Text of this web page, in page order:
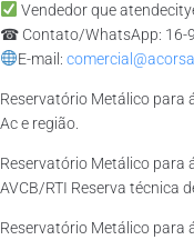
Vendedor que
☎ Contato/WhatsApp: 16-
E-mail:
Reservatório Metálico para
Ac e região.
Reservatório Metálico para
AVCB/RTI Reserva técnica
Reservatório Metálico para